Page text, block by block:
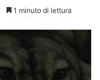
1 minuto di lettura